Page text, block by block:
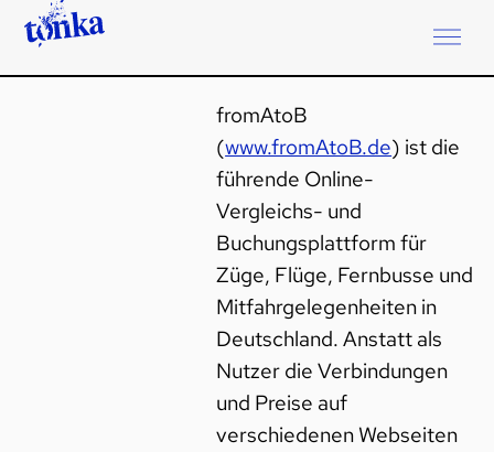
fromAtoB
(www.fromAtoB.de) ist die
führende Online-
Vergleichs- und
Buchungsplattform für
Züge, Flüge, Fernbusse und
Mitfahrgelegenheiten in
Deutschland. Anstatt als
Nutzer die Verbindungen
und Preise auf
verschiedenen Webseiten